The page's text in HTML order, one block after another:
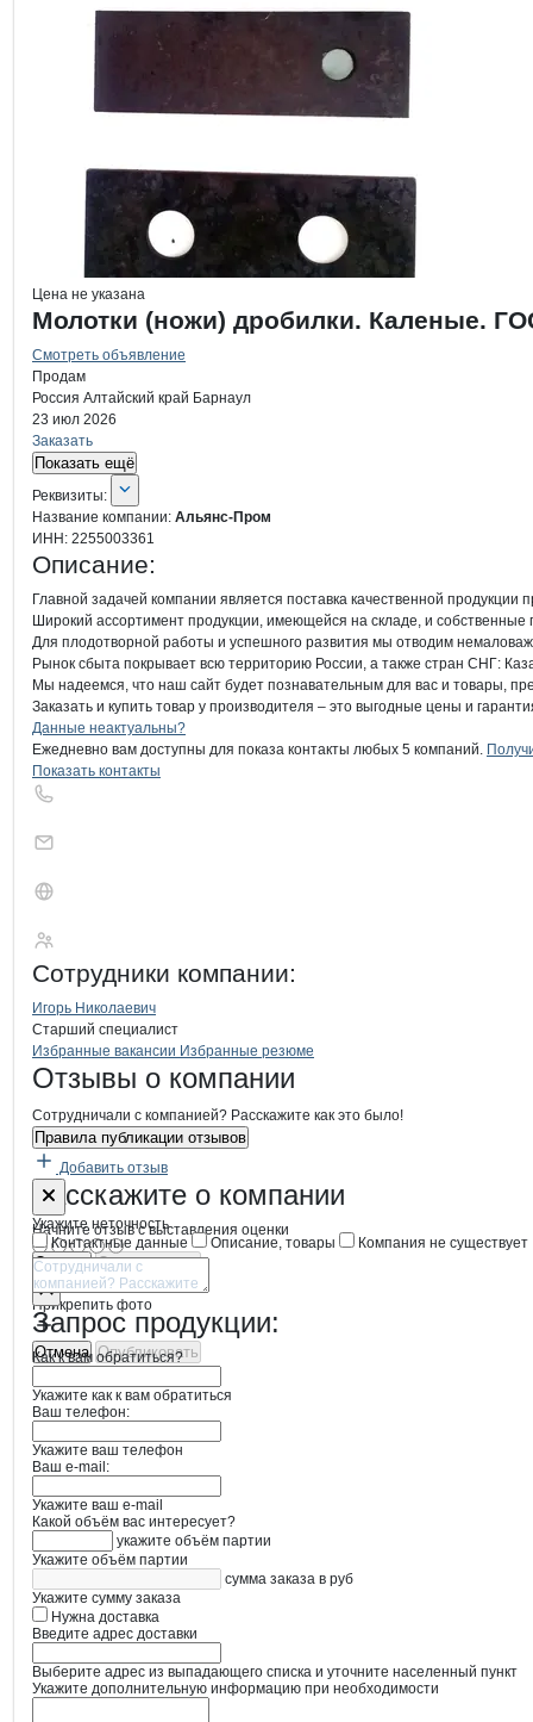
Цена не указана
Молотки (ножи) дробилки. Каленые.
Смотреть объявление
Продам
Россия Алтайский край Барнаул
23 июл 2026
Заказать
Показать ещё
О компании
Реквизиты
Реквизиты:
Название компании: Альянс-Пром
ИНН: 2255003361
Описание:
Главной задачей компании является поставка качественной
Широкий ассортимент продукции, имеющейся на складе, и
Для плодотворной работы и успешного развития мы отводим
Рынок сбыта покрывает всю территорию России, а также стран СНГ:
Мы надеемся, что наш сайт будет познавательным для вас и товары,
Заказать и купить товар у производителя – это выгодные цены и
Контактыкомпании
+7(800)000-00-..
Данные неактуальны?
Ежедневно вам доступны для показа контакты любых 5 компаний.
Показать контакты
Сотрудники компании:
Игорь Николаевич
Старший специалист
Брендыкомпани Альянс-Пром
Вакансии вАльянс-Пром
Избранные вакансии Избранные резюме
Новости oАльянс-Пром, ООО
Отзывы о компании
Сотрудничали с компанией? Расскажите как это было!
Правила публикации отзывов
Добавить отзыв
Расскажите о компании
Начните отзыв с выставления оценки
Прикрепить фото
Отмена Опубликовать
Форма обратной связи о
Укажите неточность
Контактные данные
Описание, товары Компания не существует
Отмена Опубликовать
Запрос продукции:
Как к вам обратиться?
Укажите как к вам обратиться
Ваш телефон:
Укажите ваш телефон
Ваш e-mail:
Укажите ваш e-mail
Какой объём вас интересует?
укажите объём партии
Укажите объём партии
сумма заказа в руб
Укажите сумму заказа
Нужна доставка
Введите адрес доставки
Выберите адрес из выпадающего списка и уточните населенный пункт
Укажите дополнительную информацию при необходимости